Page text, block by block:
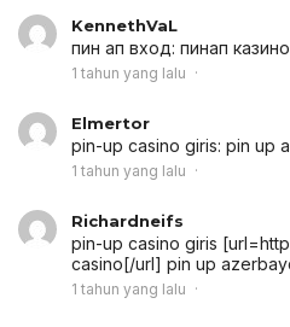
KennethVaL
пин ап вход: пинап казино
1 tahun yang lalu
Elmertor
pin-up casino giris: pin up
1 tahun yang lalu
Richardneifs
pin-up casino giris
casino[/url] pin up
1 tahun yang lalu